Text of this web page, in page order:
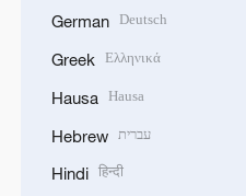
German Deutsch
Greek Ελληνικά
Hausa Hausa
Hebrew עברית
Hindi हिन्दी